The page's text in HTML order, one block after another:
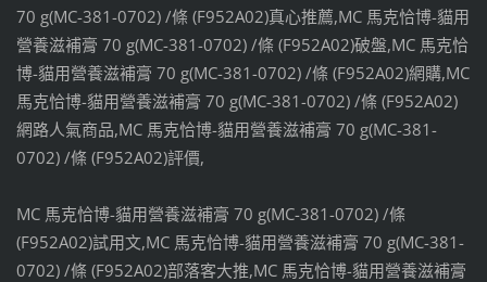
70 g(MC-381-0702) /條 (F952A02)真心推薦,MC 馬克恰博-貓用
營養滋補膏 70 g(MC-381-0702) /條 (F952A02)破盤,MC 馬克恰
博-貓用營養滋補膏 70 g(MC-381-0702) /條 (F952A02)網購,MC
馬克恰博-貓用營養滋補膏 70 g(MC-381-0702) /條 (F952A02)
網路人氣商品,MC 馬克恰博-貓用營養滋補膏 70 g(MC-381-
0702) /條 (F952A02)評價,
MC 馬克恰博-貓用營養滋補膏 70 g(MC-381-0702) /條
(F952A02)試用文,MC 馬克恰博-貓用營養滋補膏 70 g(MC-381-
0702) /條 (F952A02)部落客大推,MC 馬克恰博-貓用營養滋補膏